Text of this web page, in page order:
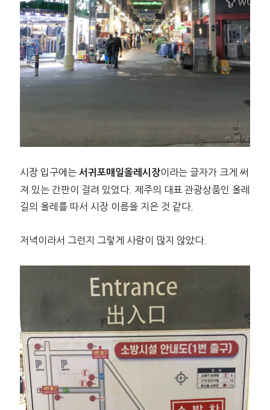
시장 입구에는 서귀포매일올레시장이라는 글자가 크게 써
져 있는 간판이 걸려 있었다. 제주의 대표 관광상품인 올레
길의 올레를 따서 시장 이름을 지은 것 같다.
저녁이라서 그런지 그렇게 사람이 많지 않았다.